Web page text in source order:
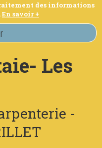
des informations
En savoir +
Les
-